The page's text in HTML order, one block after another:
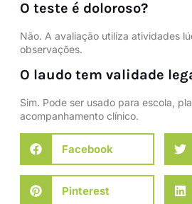
O teste é doloroso?
Não. A avaliação utiliza atividades
observações.
O laudo tem validade
Sim. Pode ser usado para escola,
acompanhamento clínico.
Facebook
Pinterest